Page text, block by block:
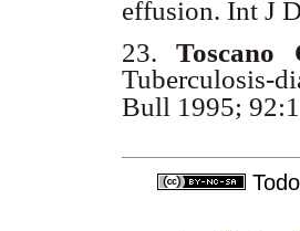
effusion. Int J
23.
Tuberculosis-
Bull 1995;